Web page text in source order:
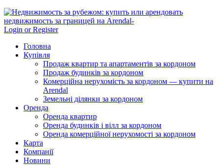
Login or Register
Головна
Купівля
Продаж квартир та апартаментів за кордоном
Продаж будинків за кордоном
Комерційна нерухомість за кордоном — купити на
Arendal
Земельні ділянки за кордоном
Оренда
Оренда квартир
Оренда будинків і вілл за кордоном
Оренда комерційної нерухомості за кордоном
Карта
Компанії
Новини